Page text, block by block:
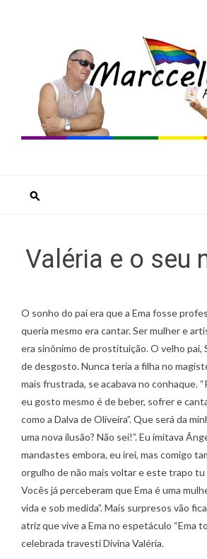
Valéria e o seu
O sonho do pai era que a Ema fosse
queria mesmo era cantar. Ser mulher e
era sinônimo de prostituição. O velho pai,
de desgosto. Nunca teria a filha no
mais frustrada, se acabava no conhaque.
eu gosto mesmo é de beber, sofrer e
como a Dalva de Oliveira”. Que será da
uma nova ilusão? Não sei!”. Eu imitava
mandastes embora, eu irei, mas comigo
orgulho de não mais voltar e este trapo tu
Vocês já perceberam que Ema é uma
vida e sob medida”. Mais surpresos vão
atriz que vive a Ema no espetáculo “Ema
celebrada travesti Divina Valéria.